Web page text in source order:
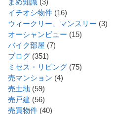
まめ知識 (3)
イチオシ物件 (16)
ウィークリー、マンスリー (3)
オーシャンビュー (15)
バイク部屋 (7)
ブログ (351)
ミセス・リビング (75)
売マンション (4)
売土地 (59)
売戸建 (56)
売買物件 (40)